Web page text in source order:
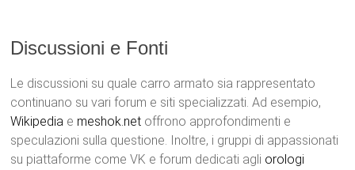
Discussioni e Fonti
Le discussioni su quale carro armato sia rappresentato
continuano su vari forum e siti specializzati. Ad esempio,
Wikipedia e meshok.net offrono approfondimenti e
speculazioni sulla questione. Inoltre, i gruppi di appassionati
su piattaforme come VK e forum dedicati agli orologi